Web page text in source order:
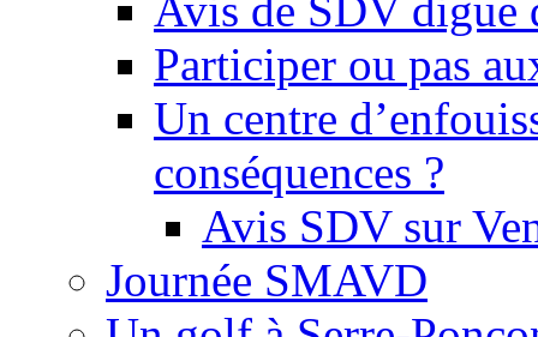
Avis de SDV digue
Participer ou pas
Un centre
conséquences ?
Avis SDV sur
Journée SMAVD